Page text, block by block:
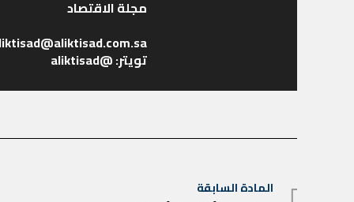
تويتر: @aliktisad
المادة السابقة